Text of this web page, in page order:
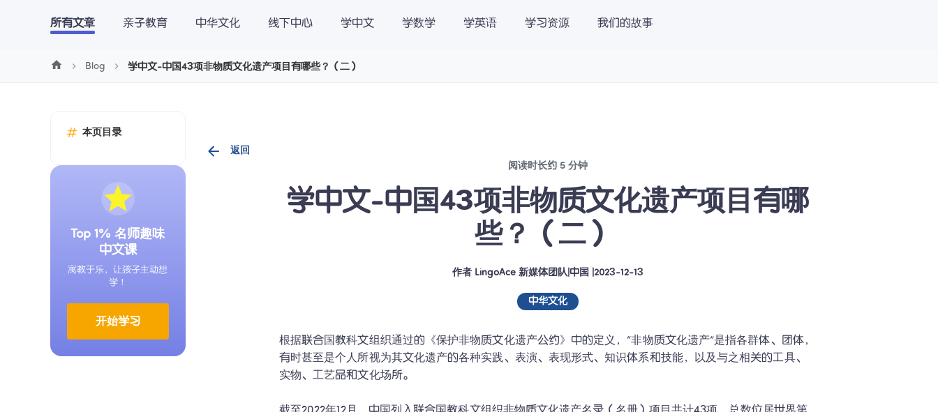
学中文 学英文 学数学 博客 下载 关于我们 International | 中文（简体）
所有文章 亲子教育 中华文化 线下中心 学中文 学数学 学英语 学习资源 我们的故事
Blog 学中文-中国43项非物质文化遗产项目有哪些？（二）
本页目录
Top 1% 名师趣味
中文课
寓教于乐，让孩子主动想
学！
开始学习
返回
阅读时长约 5 分钟
学中文-中国43项非物质文化遗产项目有哪
些？（二）
作者 LingoAce 新媒体团队| 中国 2023-12-13
中华文化
根据联合国教科文组织通过的《保护非物质文化遗产公约》中的定义，“非物质文化遗产”是指各群体、团体，
有时甚至是个人所视为其文化遗产的各种实践、表演、表现形式、知识体系和技能，以及与之相关的工具、
实物、工艺品和文化场所。